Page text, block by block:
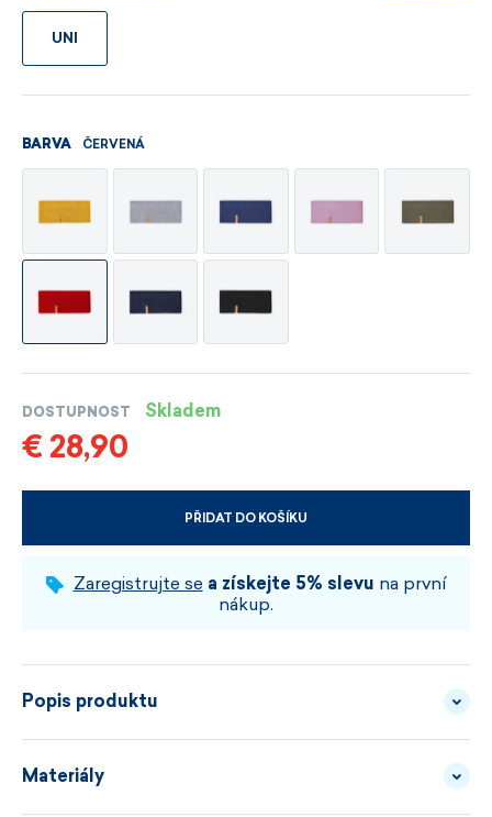
UNI
BARVA ČERVENÁ
DOSTUPNOST Skladem
€ 28,90
PŘIDAT DO KOŠÍKU
VYBERTE VELIKOST A BARVU
Zaregistrujte se a získejte 5% slevu na první
nákup.
Popis produktu
Někdy stačí schovat jen to, co chlad cítí jako první.
Materiály